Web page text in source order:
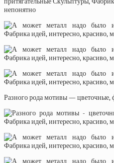
Разного рода мотивы — цветочные,